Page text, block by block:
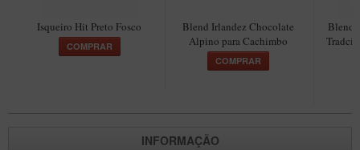
Isqueiro Hit Preto Fosco
COMPRAR
Blend Irlandez Chocolate
Alpino para Cachimbo
COMPRAR
Blend
INFORMAÇÃO